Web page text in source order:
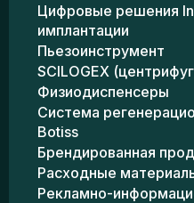
Цифровые решения
имплантации
Пьезоинструмент
SCILOGEX
Физиодиспенсеры
Система
Botiss
Брендированная
Расходные
Рекламно-